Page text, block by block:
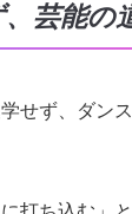
芸能の
せず、ダン